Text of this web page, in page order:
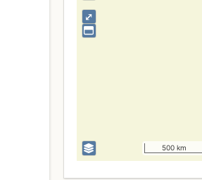
⤢
500 km